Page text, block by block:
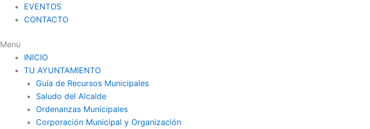
EVENTOS
CONTACTO
Menu
INICIO
TU AYUNTAMIENTO
Guía de Recursos Municipales
Saludo del Alcalde
Ordenanzas Municipales
Corporación Municipal y Organización